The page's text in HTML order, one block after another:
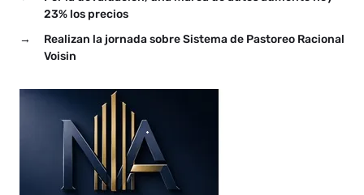
23% los precios
→
Realizan la jornada sobre Sistema de Pastoreo Racional
Voisin